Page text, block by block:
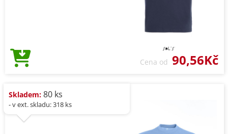
Cena od 90,56Kč
Skladem: 80 ks
- v ext. skladu: 318 ks